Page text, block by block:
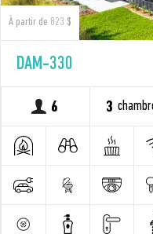
À partir de 823 $
DAM-330
6 3